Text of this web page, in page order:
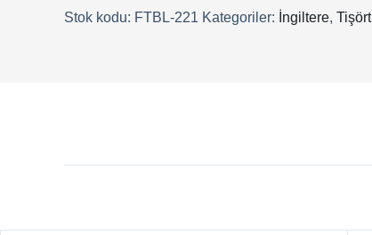
Stok kodu: FTBL-221 Kategoriler: İngiltere, Tişört